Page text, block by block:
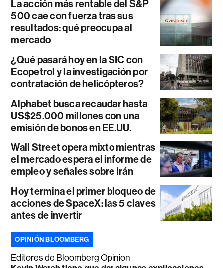
La acción más rentable del S&P
500 cae con fuerza tras sus
resultados: qué preocupa al
mercado
¿Qué pasará hoy en la SIC con
Ecopetrol y la investigación por
contratación de helicópteros?
Alphabet busca recaudar hasta
US$25.000 millones con una
emisión de bonos en EE.UU.
Wall Street opera mixto mientras
el mercado espera el informe de
empleo y señales sobre Irán
Hoy termina el primer bloqueo de
acciones de SpaceX: las 5 claves
antes de invertir
OPINIÓN BLOOMBERG
Editores de Bloomberg Opinion